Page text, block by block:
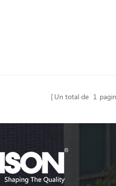
Un total de 1